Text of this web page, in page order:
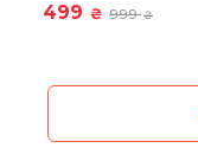
499 ₴ 999₴